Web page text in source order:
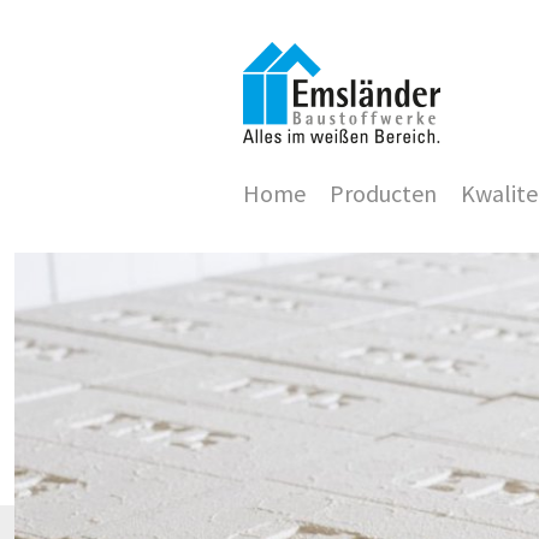
Home Producten